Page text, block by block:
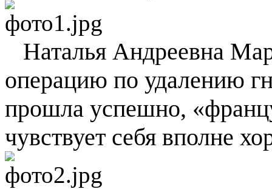
Наталья Андреевна
операцию по удалению
прошла успешно,
чувствует себя вполне